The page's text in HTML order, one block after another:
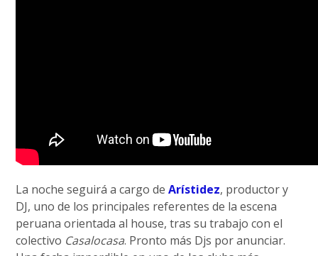
La noche seguirá a cargo deArístidez, productor y
DJ, uno de los principales referentes de la escena
peruana orientada al house, tras su trabajo con el
colectivo Casalocasa. Pronto más Djs por anunciar.